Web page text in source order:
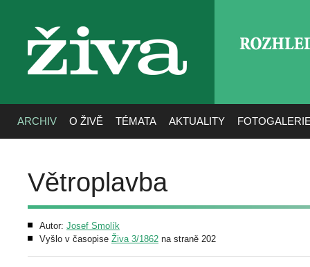
živa
ARCHIV O ŽIVĚ TÉMATA AKTUALITY
Větroplavba
Autor: Josef Smolík
Vyšlo v časopise Živa 3/1862 na straně 202